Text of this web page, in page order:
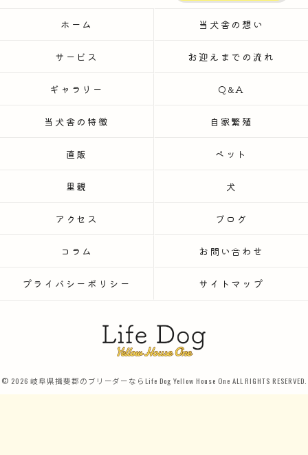
ホーム 当犬舎の想い
サービス お迎えまでの流れ
ギャラリー Q&A
当犬舎の特徴 自家繁殖
直販 ペット
里親 犬
アクセス ブログ
コラム お問い合わせ
プライバシーポリシー サイトマップ
© 2026 岐阜県揖斐郡のブリーダーならLife Dog Yellow House One ALL RIGHTS RESERVED.